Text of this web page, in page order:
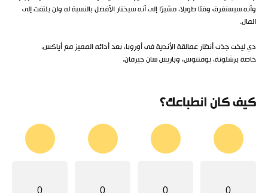
وأنه سيستغرق وقتًا طويلا، مشيرًا إلى أنه سيختار الأفضل بالنسبة له ولن يلتفت إلى
المال.
دي ليخت جذب أنظار عمالقة الأندية في أوروبا، بعد أدائه المميز مع أياكس،
خاصة برشلونة، يوفنتوس، وباريس سان جيرمان.
كيف كان انطباعك؟
0
0
0
0